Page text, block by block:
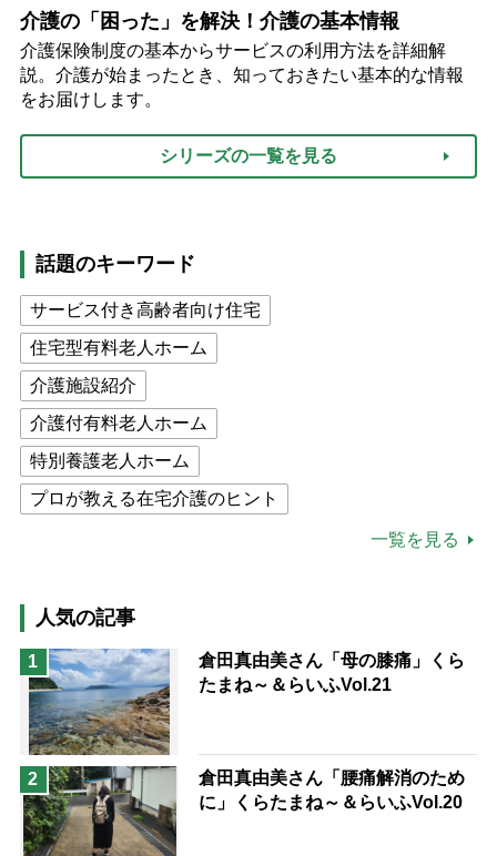
介護の「困った」を解決！介護の基本情報
介護保険制度の基本からサービスの利用方法を詳細解
説。介護が始まったとき、知っておきたい基本的な情報
をお届けします。
シリーズの一覧を見る
話題のキーワード
サービス付き高齢者向け住宅
住宅型有料老人ホーム
介護施設紹介
介護付有料老人ホーム
特別養護老人ホーム
プロが教える在宅介護のヒント
猫が母になつきません
息子の遠距離介護サバイバル術
兄がボケました
便利なサービス
予防法
一覧を見る
人気の記事
1
倉田真由美さん「母の膝痛」くら
たまね～＆らいふVol.21
2
倉田真由美さん「腰痛解消のため
に」くらたまね～＆らいふVol.20